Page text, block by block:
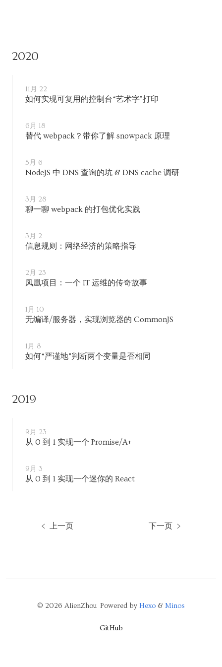
2020
11月 22
如何实现可复用的控制台“艺术字”打印
6月 18
替代 webpack？带你了解 snowpack 原理
5月 6
NodeJS 中 DNS 查询的坑 & DNS cache 调研
3月 28
聊一聊 webpack 的打包优化实践
3月 2
信息规则：网络经济的策略指导
2月 23
凤凰项目：一个 IT 运维的传奇故事
1月 10
无编译/服务器，实现浏览器的 CommonJS
1月 8
如何“严谨地”判断两个变量是否相同
2019
9月 23
从 0 到 1 实现一个 Promise/A+
9月 3
从 0 到 1 实现一个迷你的 React
上一页 下一页
© 2026 AlienZhou Powered by Hexo & Minos
GitHub